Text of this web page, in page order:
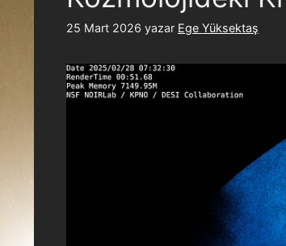
25 Mart 2026 yazar Ege Yüksektaş